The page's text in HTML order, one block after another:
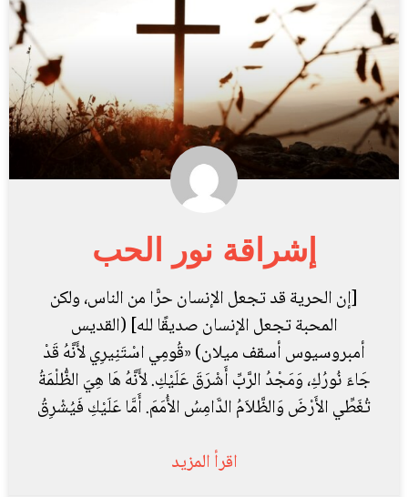
إشراقة نور الحب
[إن الحرية قد تجعل الإنسان حرًّا من الناس، ولكن
المحبة تجعل الإنسان صديقًا لله] (القديس
أمبروسيوس أسقف ميلان) «قُومِي اسْتَنِيرِي لأَنَّهُ قَدْ
جَاءَ نُورُكِ، وَمَجْدُ الرَّبِّ أَشْرَقَ عَلَيْكِ. لأَنَّهُ هَا هِيَ الظُّلْمَةُ
تُغَطِّي الأَرْضَ وَالظَّلاَمُ الدَّامِسُ الأُمَمَ. أَمَّا عَلَيْكِ فَيُشْرِقُ
اقرأ المزيد